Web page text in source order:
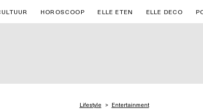
HOROSCOOP ELLE ETEN ELLE DECO
Lifestyle Entertainment